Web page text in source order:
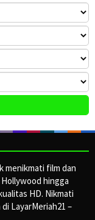
menikmati film dan
hingga
HD. Nikmati
LayarMeriah21 –